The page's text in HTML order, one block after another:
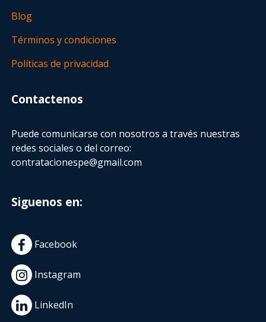
Blog
Términos y condiciones
Políticas de privacidad
Contactenos
Puede comunicarse con nosotros a través nuestras
redes sociales o del correo:
contratacionespe@gmail.com
Siguenos en:
Facebook
Instagram
LinkedIn